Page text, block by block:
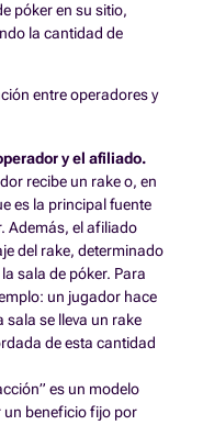
póker en su sitio,
la cantidad de
entre operadores y
y el afiliado.
recibe un rake o, en
es la principal fuente
Además, el afiliado
del rake, determinado
sala de póker. Para
un jugador hace
sala se lleva un rake
de esta cantidad
es un modelo
un beneficio fijo por